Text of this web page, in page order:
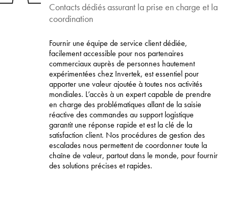
Contacts dédiés assurant la prise en charge et la
coordination
Fournir une équipe de service client dédiée,
facilement accessible pour nos partenaires
commerciaux auprès de personnes hautement
expérimentées chez Invertek, est essentiel pour
apporter une valeur ajoutée à toutes nos activités
mondiales. L’accès à un expert capable de prendre
en charge des problématiques allant de la saisie
réactive des commandes au support logistique
garantit une réponse rapide et est la clé de la
satisfaction client. Nos procédures de gestion des
escalades nous permettent de coordonner toute la
chaîne de valeur, partout dans le monde, pour fournir
des solutions précises et rapides.